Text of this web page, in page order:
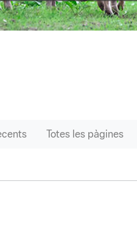
Totes les pàgines